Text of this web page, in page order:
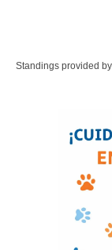
Standings provided by